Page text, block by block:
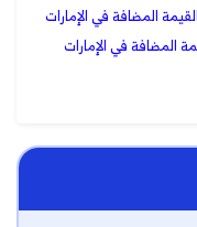
المضافة في الإمارات
المضافة في الإمارات